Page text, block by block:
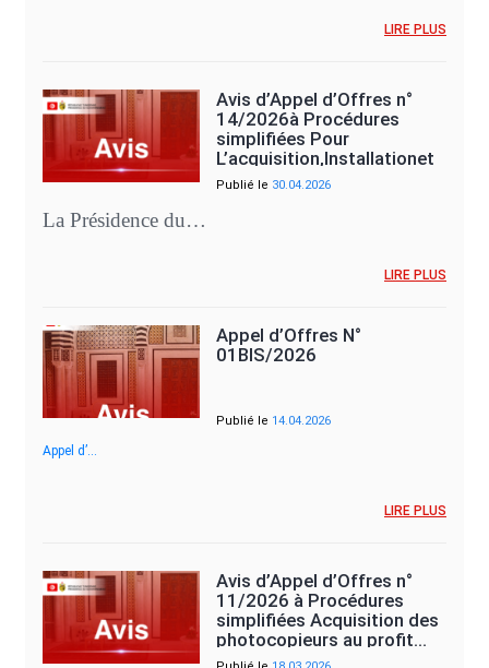
LIRE PLUS
Avis d’Appel d’Offres n°
14/2026à Procédures
simplifiées Pour
L’acquisition,Installationet
mise en…
Publié le 30.04.2026
La Présidence du…
LIRE PLUS
Appel d’Offres N°
01BIS/2026
Publié le 14.04.2026
Appel d’…
LIRE PLUS
Avis d’Appel d’Offres n°
11/2026 à Procédures
simplifiées Acquisition des
photocopieurs au profit…